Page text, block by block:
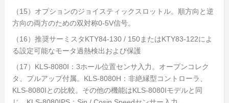
（15）オプションのジョイスティックスロットル。順方向と逆
方向の両方のための双対称0-5V信号。
（16）推奨サーミスタKTY84-130 / 150またはKTY83-122によ
る設定可能なモータ過熱検出および保護
（17）KLS-8080I：3ホール位置センサ入力。オープンコレク
タ、プルアップ付属。KLS-8080H：非絶縁型コントローラ、
KLS-8080Iとの比較。その他の機能はKLS-8080Iモデルと同